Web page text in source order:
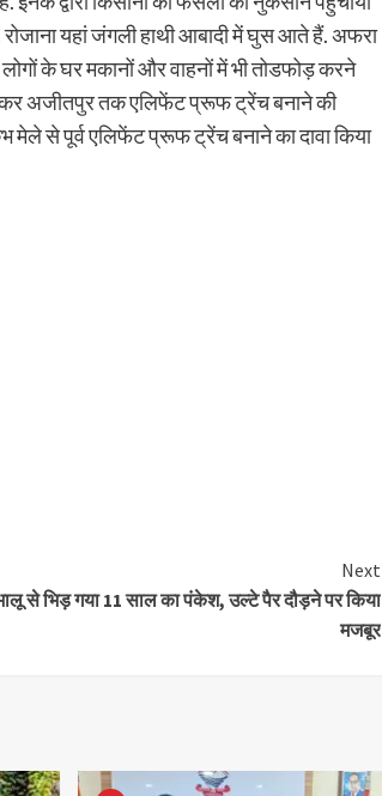
रोजाना यहां जंगली हाथी आबादी में घुस आते हैं. अफरा
के घर मकानों और वाहनों में भी तोडफोड़ करने
लेकर अजीतपुर तक एलिफेंट प्रूफ ट्रेंच बनाने की
मेले से पूर्व एलिफेंट प्रूफ ट्रेंच बनाने का दावा किया
Next
से भिड़ गया 11 साल का पंकेश, उल्टे पैर दौड़ने पर किया
मजबूर